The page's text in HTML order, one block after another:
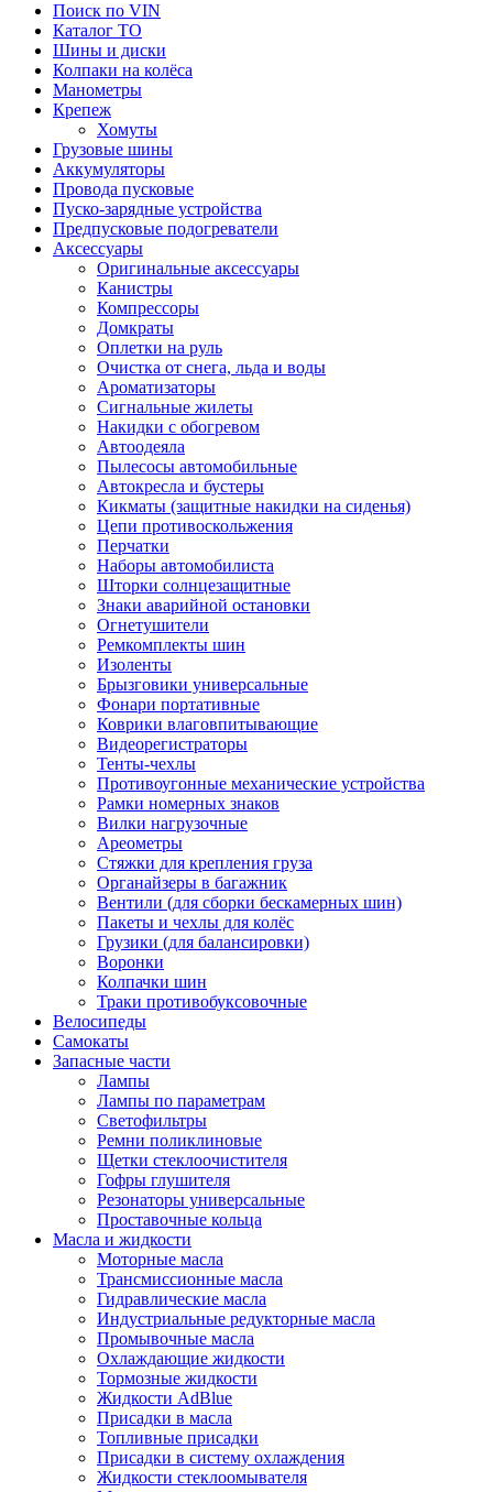
Поиск по VIN
Каталог ТО
Шины и диски
Колпаки на колёса
Манометры
Крепеж
Хомуты
Грузовые шины
Аккумуляторы
Провода пусковые
Пуско-зарядные устройства
Предпусковые подогреватели
Аксессуары
Оригинальные аксессуары
Канистры
Компрессоры
Домкраты
Оплетки на руль
Очистка от снега, льда и воды
Ароматизаторы
Сигнальные жилеты
Накидки с обогревом
Автоодеяла
Пылесосы автомобильные
Автокресла и бустеры
Кикматы (защитные накидки на сиденья)
Цепи противоскольжения
Перчатки
Наборы автомобилиста
Шторки солнцезащитные
Знаки аварийной остановки
Огнетушители
Ремкомплекты шин
Изоленты
Брызговики универсальные
Фонари портативные
Коврики влаговпитывающие
Видеорегистраторы
Тенты-чехлы
Противоугонные механические устройства
Рамки номерных знаков
Вилки нагрузочные
Ареометры
Стяжки для крепления груза
Органайзеры в багажник
Вентили (для сборки бескамерных шин)
Пакеты и чехлы для колёс
Грузики (для балансировки)
Воронки
Колпачки шин
Траки противобуксовочные
Велосипеды
Самокаты
Запасные части
Лампы
Лампы по параметрам
Светофильтры
Ремни поликлиновые
Щетки стеклоочистителя
Гофры глушителя
Резонаторы универсальные
Проставочные кольца
Масла и жидкости
Моторные масла
Трансмиссионные масла
Гидравлические масла
Индустриальные редукторные масла
Промывочные масла
Охлаждающие жидкости
Тормозные жидкости
Жидкости AdBlue
Присадки в масла
Топливные присадки
Присадки в систему охлаждения
Жидкости стеклоомывателя